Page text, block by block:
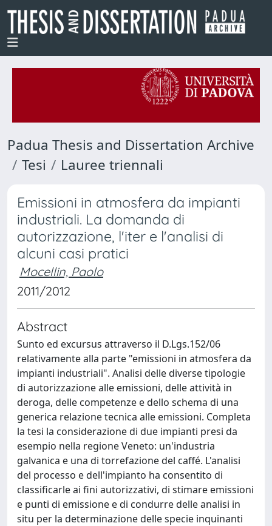
Padua Thesis and Dissertation Archive
Tesi
Lauree triennali
Emissioni in atmosfera da impianti
industriali. La domanda di
autorizzazione, l'iter e l'analisi di
alcuni casi pratici
Mocellin, Paolo
2011/2012
Abstract
Sunto ed excursus attraverso il D.Lgs.152/06
relativamente alla parte "emissioni in atmosfera da
impianti industriali". Analisi delle diverse tipologie
di autorizzazione alle emissioni, delle attività in
deroga, delle competenze e dello schema di una
generica relazione tecnica alle emissioni. Completa
la tesi la considerazione di due impianti presi da
esempio nella regione Veneto: un'industria
galvanica e una di torrefazione del caffé. L'analisi
del processo e dell'impianto ha consentito di
classificarle ai fini autorizzativi, di stimare emissioni
e punti di emissione e di condurre delle analisi in
situ per la determinazione delle specie inquinanti